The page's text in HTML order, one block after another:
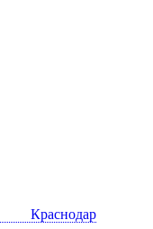
Краснодар